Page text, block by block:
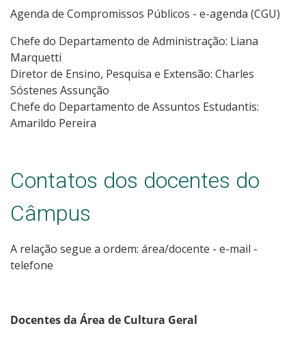
Agenda de Compromissos Públicos - e-agenda (CGU)
Chefe do Departamento de Administração: Liana
Marquetti
Diretor de Ensino, Pesquisa e Extensão: Charles
Sóstenes Assunção
Chefe do Departamento de Assuntos Estudantis:
Amarildo Pereira
Contatos dos docentes do
Câmpus
A relação segue a ordem: área/docente - e-mail -
telefone
Docentes da Área de Cultura Geral